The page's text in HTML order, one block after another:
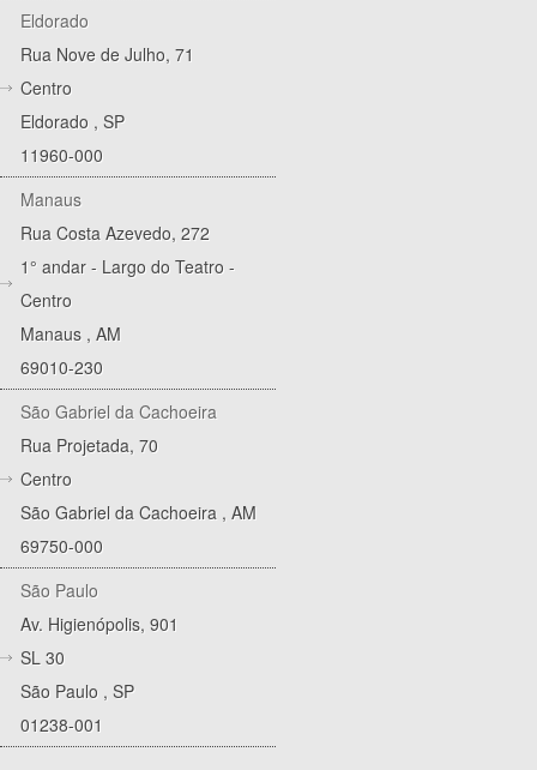
Eldorado
Rua Nove de Julho, 71
Centro
Eldorado , SP
11960-000
Manaus
Rua Costa Azevedo, 272
1° andar - Largo do Teatro -
Centro
Manaus , AM
69010-230
São Gabriel da Cachoeira
Rua Projetada, 70
Centro
São Gabriel da Cachoeira , AM
69750-000
São Paulo
Av. Higienópolis, 901
SL 30
São Paulo , SP
01238-001